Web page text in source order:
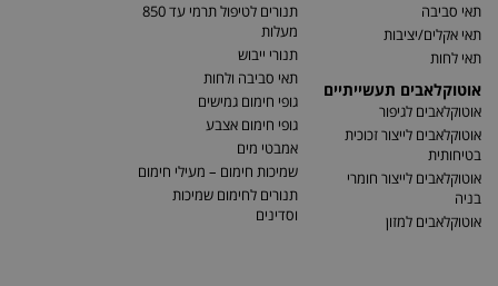
תאי סביבה
תאי אקלים/יציבות
תאי לחות
אוטוקלאבים תעשייתיים
אוטוקלאבים לגיפור
אוטוקלאבים לייצור זכוכית
בטיחותית
אוטוקלאבים לייצור חומרי
בניה
אוטוקלאבים למזון
תנורים לטיפול תרמי עד 850
מעלות
תנורי ייבוש
תאי סביבה ולחות
גופי חימום גמישים
גופי חימום אצבע
אמבטי מים
שמיכות חימום – מעילי חימום
תנורים לחימום שמיכות
וסדינים